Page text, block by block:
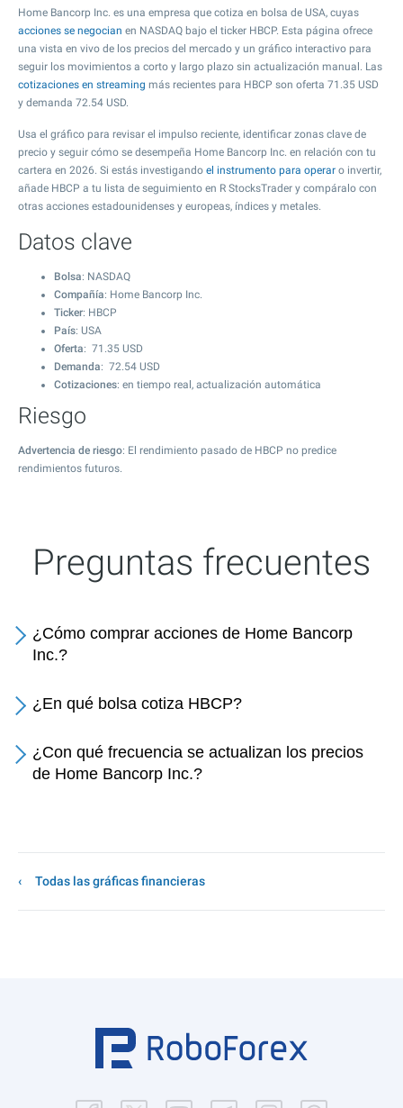
Home Bancorp Inc. es una empresa que cotiza en bolsa de USA, cuyas
acciones se negocian en NASDAQ bajo el ticker HBCP. Esta página ofrece
una vista en vivo de los precios del mercado y un gráfico interactivo para
seguir los movimientos a corto y largo plazo sin actualización manual. Las
cotizaciones en streaming más recientes para HBCP son oferta 71.35 USD
y demanda 72.54 USD.
Usa el gráfico para revisar el impulso reciente, identificar zonas clave de
precio y seguir cómo se desempeña Home Bancorp Inc. en relación con tu
cartera en 2026. Si estás investigando el instrumento para operar o invertir,
añade HBCP a tu lista de seguimiento en R StocksTrader y compáralo con
otras acciones estadounidenses y europeas, índices y metales.
Datos clave
Bolsa: NASDAQ
Compañía: Home Bancorp Inc.
Ticker: HBCP
País: USA
Oferta: 71.35 USD
Demanda: 72.54 USD
Cotizaciones: en tiempo real, actualización automática
Riesgo
Advertencia de riesgo: El rendimiento pasado de HBCP no predice
rendimientos futuros.
Preguntas frecuentes
¿Cómo comprar acciones de Home Bancorp
Inc.?
¿En qué bolsa cotiza HBCP?
¿Con qué frecuencia se actualizan los precios
de Home Bancorp Inc.?
Todas las gráficas financieras